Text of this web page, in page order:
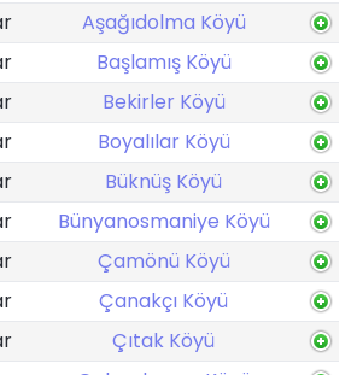
Aşağıdolma Köyü
Başlamış Köyü
Bekirler Köyü
Boyalılar Köyü
Büknüş Köyü
Bünyanosmaniye Köyü
Çamönü Köyü
Çanakçı Köyü
Çıtak Köyü